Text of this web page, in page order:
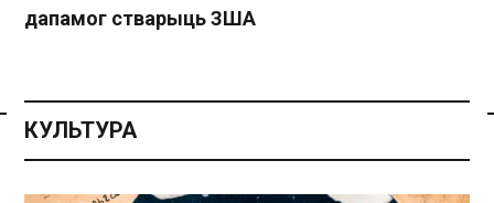
Спасылка без VPN
дапамог стварыць ЗША
КУЛЬТУРА